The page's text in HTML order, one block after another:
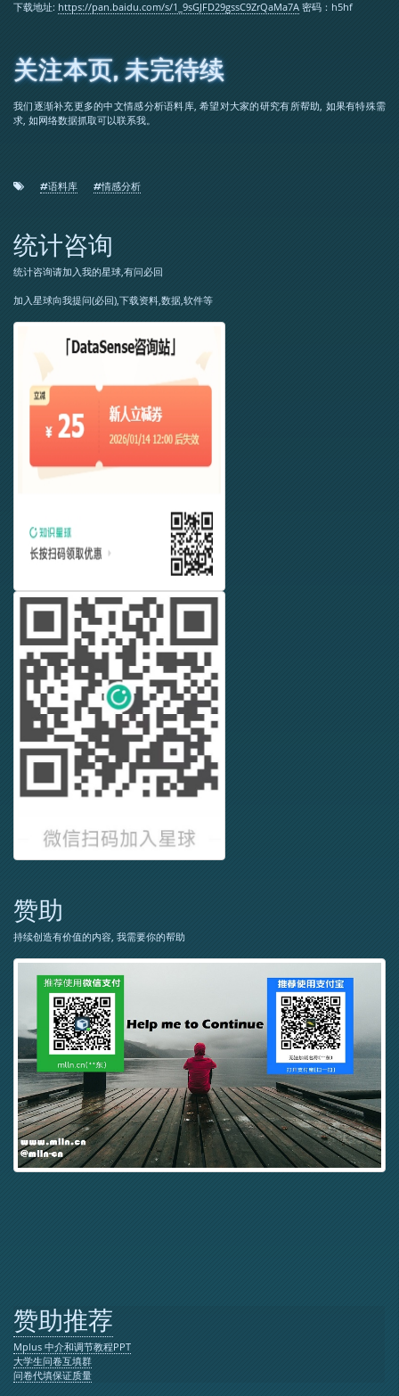
下载地址: https://pan.baidu.com/s/1_9sGJFD29gssC9ZrQaMa7A 密码：h5hf
关注本页, 未完待续
我们逐渐补充更多的中文情感分析语料库, 希望对大家的研究有所帮助, 如果有特殊需
求, 如网络数据抓取可以联系我。
#语料库 #情感分析
统计咨询
统计咨询请加入我的星球,有问必回
加入星球向我提问(必回),下载资料,数据,软件等
赞助
持续创造有价值的内容, 我需要你的帮助
赞助推荐
Mplus 中介和调节教程PPT
大学生问卷互填群
问卷代填保证质量